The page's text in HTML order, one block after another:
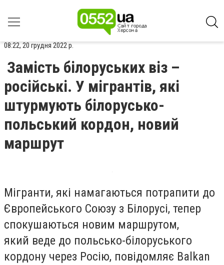
08:22, 20 грудня 2022 р.
Замість білоруських віз –
російські. У мігрантів, які
штурмують білорусько-
польський кордон, новий
маршрут
Мігранти, які намагаються потрапити до
Європейського Союзу з Білорусі, тепер
спокушаються новим маршрутом,
який веде до польсько-білоруського
кордону через Росію, повідомляє Balkan